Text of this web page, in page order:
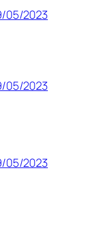
05/2023
05/2023
05/2023